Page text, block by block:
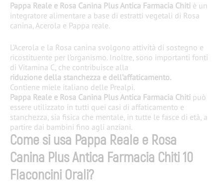
Pappa Reale e Rosa Canina Plus Antica Farmacia Chiti è un
integratore alimentare a base di estratti vegetali di Rosa
canina, Acerola e Pappa reale.
L’Acerola e la Rosa canina svolgono attività di sostegno e
ricostituente per l’organismo. Inoltre, sono importanti fonti
di Vitamina C, che contribuisce alla
riduzione della stanchezza e dell’affaticamento.
Contiene miele italiano delle Prealpi.
Pappa Reale e Rosa Canina Plus Antica Farmacia Chiti può
essere utilizzato in tutti quei casi di affaticamento e
stanchezza, sia fisica che mentale, in tutte le fasce di età, a
partire dai bambini fino agli anziani.
Come si usa Pappa Reale e Rosa
Canina Plus Antica Farmacia Chiti 10
Flaconcini Orali?